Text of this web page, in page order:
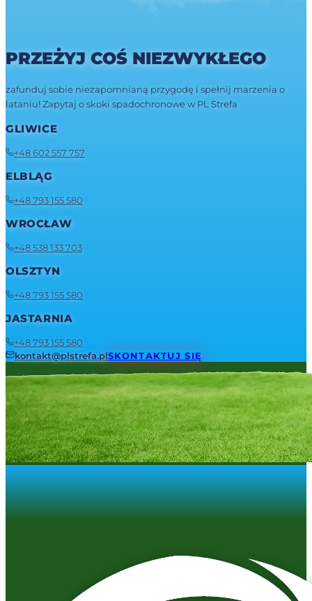
PRZEŻYJ COŚ NIEZWYKŁEGO
zafunduj sobie niezapomnianą przygodę i spełnij marzenia o
lataniu! Zapytaj o skoki spadochronowe w PL Strefa
GLIWICE
+48 602 557 757
ELBLĄG
+48 793 155 580
WROCŁAW
+48 538 133 703
OLSZTYN
+48 793 155 580
JASTARNIA
+48 793 155 580
kontakt@plstrefa.plSKONTAKTUJ SIĘ